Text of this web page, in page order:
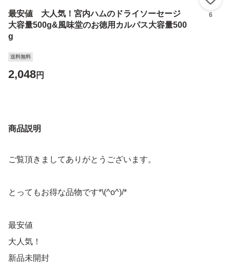
最安値 大人気！宮内ハムのドライソーセージ
大容量500g&風味堂のお徳用カルパス大容量500
g
6
送料無料
2,048円
商品説明
ご覧頂きましてありがとうございます。
とってもお得な品物です*\(^o^)/*
最安値
大人気！
新品未開封